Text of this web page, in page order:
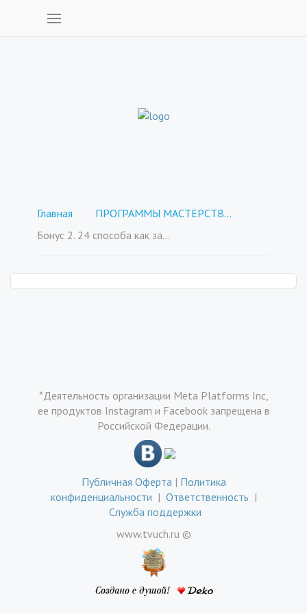
Главная
ПРОГРАММЫ МАСТЕРСТВА - покупка отдельных курсов
Бонус 2. 24 способа как заработать рукодельнице в интернете.
*Деятельность организации Meta Platforms Inc,
ее продуктов Instagram и Facebook запрещена в
Российской Федерации.
Публичная Оферта | Политика
конфиденциальности | Ответственность |
Служба поддержки
www.tvuch.ru ©